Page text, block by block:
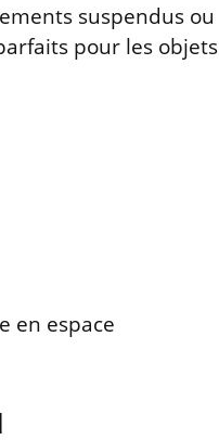
suspendus ou
pour les objets
en espace